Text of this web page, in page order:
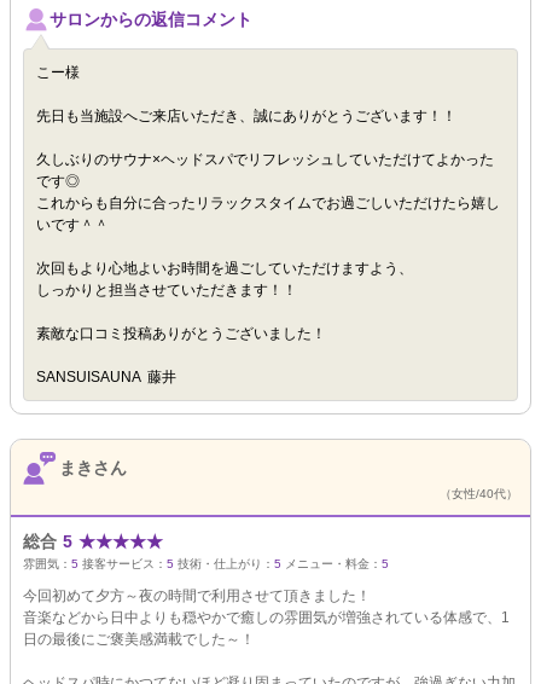
サロンからの返信コメント
こー様
先日も当施設へご来店いただき、誠にありがとうございます！！
久しぶりのサウナ×ヘッドスパでリフレッシュしていただけてよかった
です◎
これからも自分に合ったリラックスタイムでお過ごしいただけたら嬉し
いです＾＾
次回もより心地よいお時間を過ごしていただけますよう、
しっかりと担当させていただきます！！
素敵な口コミ投稿ありがとうございました！
SANSUISAUNA 藤井
まきさん
（女性/40代）
総合 5 ★★★★★
雰囲気： 5 接客サービス： 5 技術・仕上がり： 5 メニュー・料金： 5
今回初めて夕方～夜の時間で利用させて頂きました！
音楽などから日中よりも穏やかで癒しの雰囲気が増強されている体感で、1
日の最後にご褒美感満載でした～！